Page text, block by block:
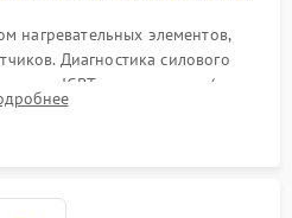
нагревательных элементов,
Диагностика силового
и IGBT-транзисторов (для
и газ-контроля (для газовых